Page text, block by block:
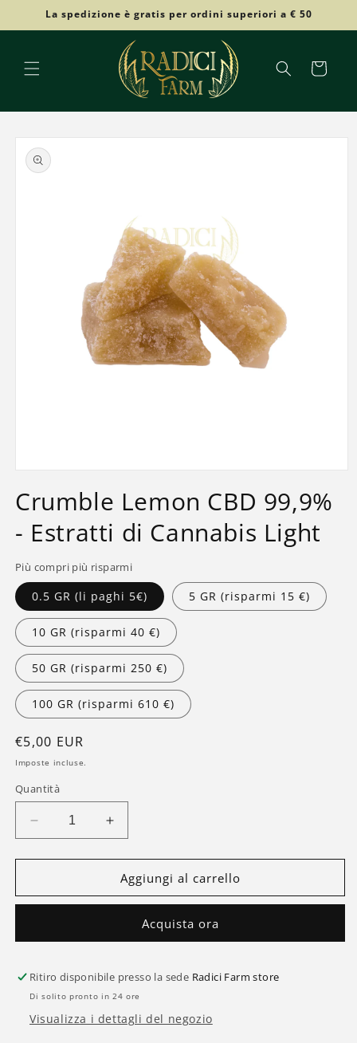
direttamente
ai contenuti
La spedizione è gratis per ordini superiori a € 50
Carrello
Passa alle
informazioni
sul prodotto
multimediali
1
finestra
Crumble Lemon CBD 99,9%
- Estratti di Cannabis Light
Più compri più risparmi
0.5 GR (li paghi 5€) 5 GR (risparmi 15 €)
10 GR (risparmi 40 €)
50 GR (risparmi 250 €)
100 GR (risparmi 610 €)
Prezzo
di
€5,00 EUR
Imposte incluse.
Quantità
Diminuisci
quantità
per
Lemon
-
di
Cannabis
Light
Aumenta
quantità
per
Crumble
Lemon
99,9%
-
di
Cannabis
Light
Aggiungi al carrello
Acquista ora
Ritiro disponibile presso la sede Radici Farm store
Di solito pronto in 24 ore
Visualizza i dettagli del negozio